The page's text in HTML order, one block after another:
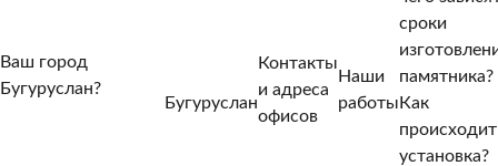
Ваш город
Бугуруслан?
Бугуруслан
Контакты
и адреса
офисов
Наши
работы
сроки
памятника?
Как
происходит
установка?